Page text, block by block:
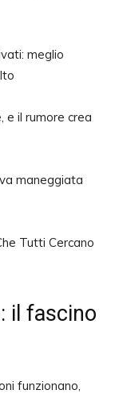
meglio
e il rumore crea
maneggiata
Tutti Cercano
il fascino
funzionano,